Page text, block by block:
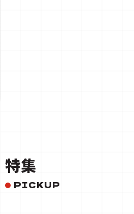
特集
PICKUP